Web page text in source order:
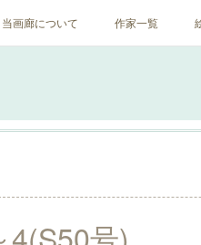
当画廊について 作家一覧